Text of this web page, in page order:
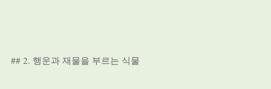
## 2. 행운과 재물을 부르는 식물